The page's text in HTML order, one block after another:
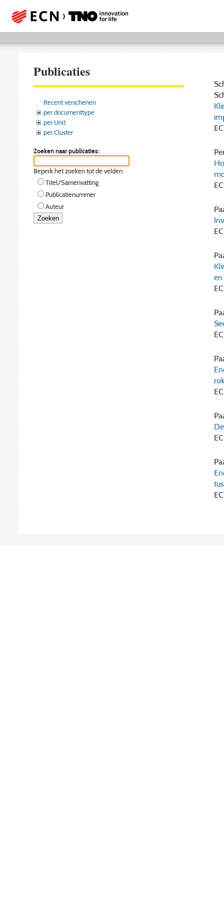
Publicaties
Recent verschenen
per documenttype
per Unit
per Cluster
Zoeken naar publicaties:
Beperk het zoeken tot de velden:
Titel/Samenvatting
Publicatienummer
Auteur